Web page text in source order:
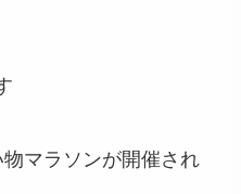
マラソンが開催され